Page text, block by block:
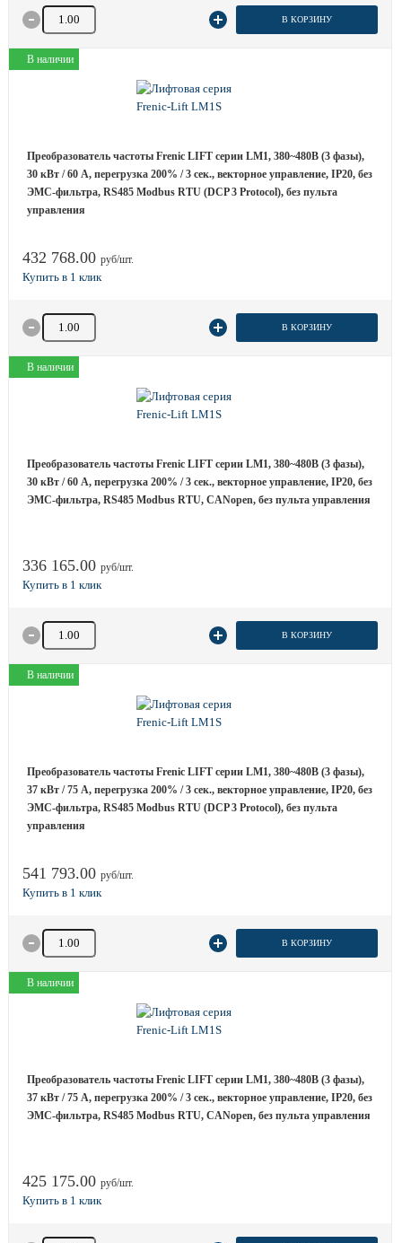
Количество товара В КОРЗИНУ
В наличии
Преобразователь частоты Frenic LIFT серии LM1, 380~480B (3 фазы),
30 кВт / 60 A, перегрузка 200% / 3 сек., векторное управление, IP20, без
ЭМС-фильтра, RS485 Modbus RTU (DCP 3 Protocol), без пульта
управления
432 768.00 руб/шт.
Количество товара В КОРЗИНУ
В наличии
Преобразователь частоты Frenic LIFT серии LM1, 380~480B (3 фазы),
30 кВт / 60 A, перегрузка 200% / 3 сек., векторное управление, IP20, без
ЭМС-фильтра, RS485 Modbus RTU, CANopen, без пульта управления
336 165.00 руб/шт.
Количество товара В КОРЗИНУ
В наличии
Преобразователь частоты Frenic LIFT серии LM1, 380~480B (3 фазы),
37 кВт / 75 A, перегрузка 200% / 3 сек., векторное управление, IP20, без
ЭМС-фильтра, RS485 Modbus RTU (DCP 3 Protocol), без пульта
управления
541 793.00 руб/шт.
Количество товара В КОРЗИНУ
В наличии
Преобразователь частоты Frenic LIFT серии LM1, 380~480B (3 фазы),
37 кВт / 75 A, перегрузка 200% / 3 сек., векторное управление, IP20, без
ЭМС-фильтра, RS485 Modbus RTU, CANopen, без пульта управления
425 175.00 руб/шт.